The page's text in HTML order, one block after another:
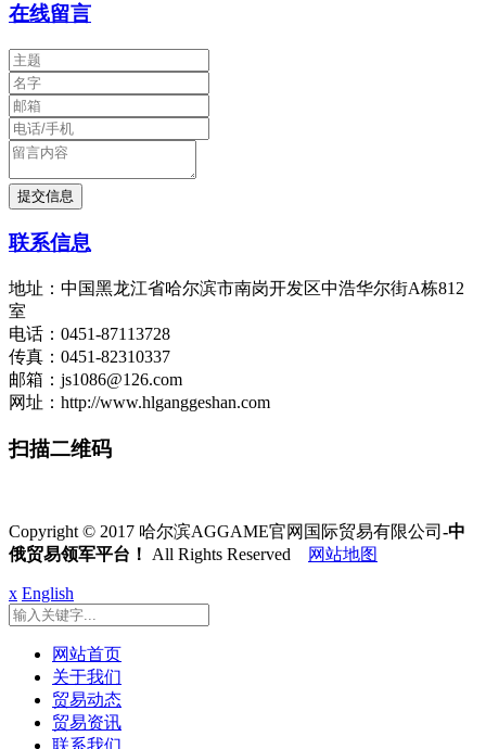
在线留言
联系信息
地址：中国黑龙江省哈尔滨市南岗开发区中浩华尔街A栋812
室
电话：0451-87113728
传真：0451-82310337
邮箱：js1086@126.com
网址：http://www.hlganggeshan.com
扫描二维码
Copyright © 2017 哈尔滨AGGAME官网国际贸易有限公司 -中
俄贸易领军平台！
All Rights Reserved 网站地图
x English
网站首页
关于我们
贸易动态
贸易资讯
联系我们